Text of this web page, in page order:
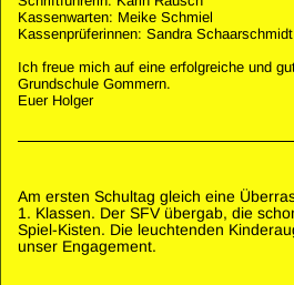
Kassenwarten: Meike Schmiel
Kassenprüferinnen: Sandra
Ich freue mich auf eine erfolgreiche und
Grundschule Gommern.
Euer Holger
Am ersten Schultag gleich eine
1. Klassen. Der SFV übergab, die
Spiel-Kisten. Die leuchtenden
unser Engagement.